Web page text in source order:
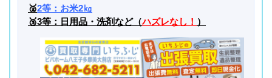
🥈2等：お米2㎏
🥉3等：日用品・洗剤など（ハズレなし！ ）